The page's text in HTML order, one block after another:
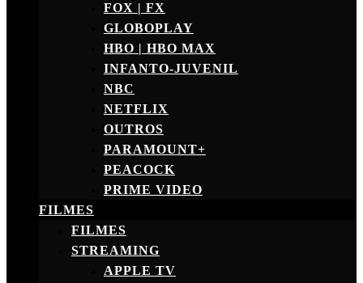
FOX | FX
GLOBOPLAY
HBO | HBO MAX
INFANTO-JUVENIL
NBC
NETFLIX
OUTROS
PARAMOUNT+
PEACOCK
PRIME VIDEO
FILMES
FILMES
STREAMING
APPLE TV